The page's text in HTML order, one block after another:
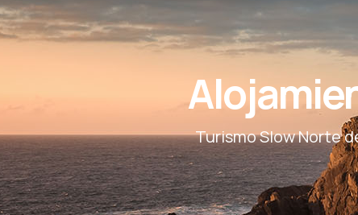
Turismo Slow Norte